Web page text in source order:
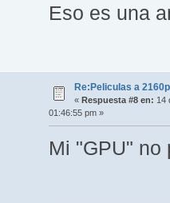
Eso es una
Re:Peliculas a
« Respuesta #8 en: 14
01:46:55 pm »
Mi "GPU" no